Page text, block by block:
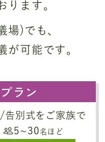
ります。
場)でも、
が可能です。
ラン
告別式をご家族で
5~30 名ほど